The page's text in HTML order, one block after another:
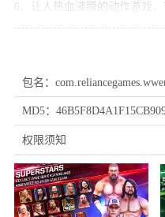
6、让人热血沸腾的动作游戏，
7、成为史上最强的拳击手，释
1、6 种独特的超级巨星风格
用 6 种独特的角色风格来加入
HIGH FLYER,
SHOWMAN 中选择一个来创
2、双打对决与每周赛事：
打造自己的 WWE 超级巨星名
玩与真实 WWE 直播同步的动
包名：
MD5：
权限须知